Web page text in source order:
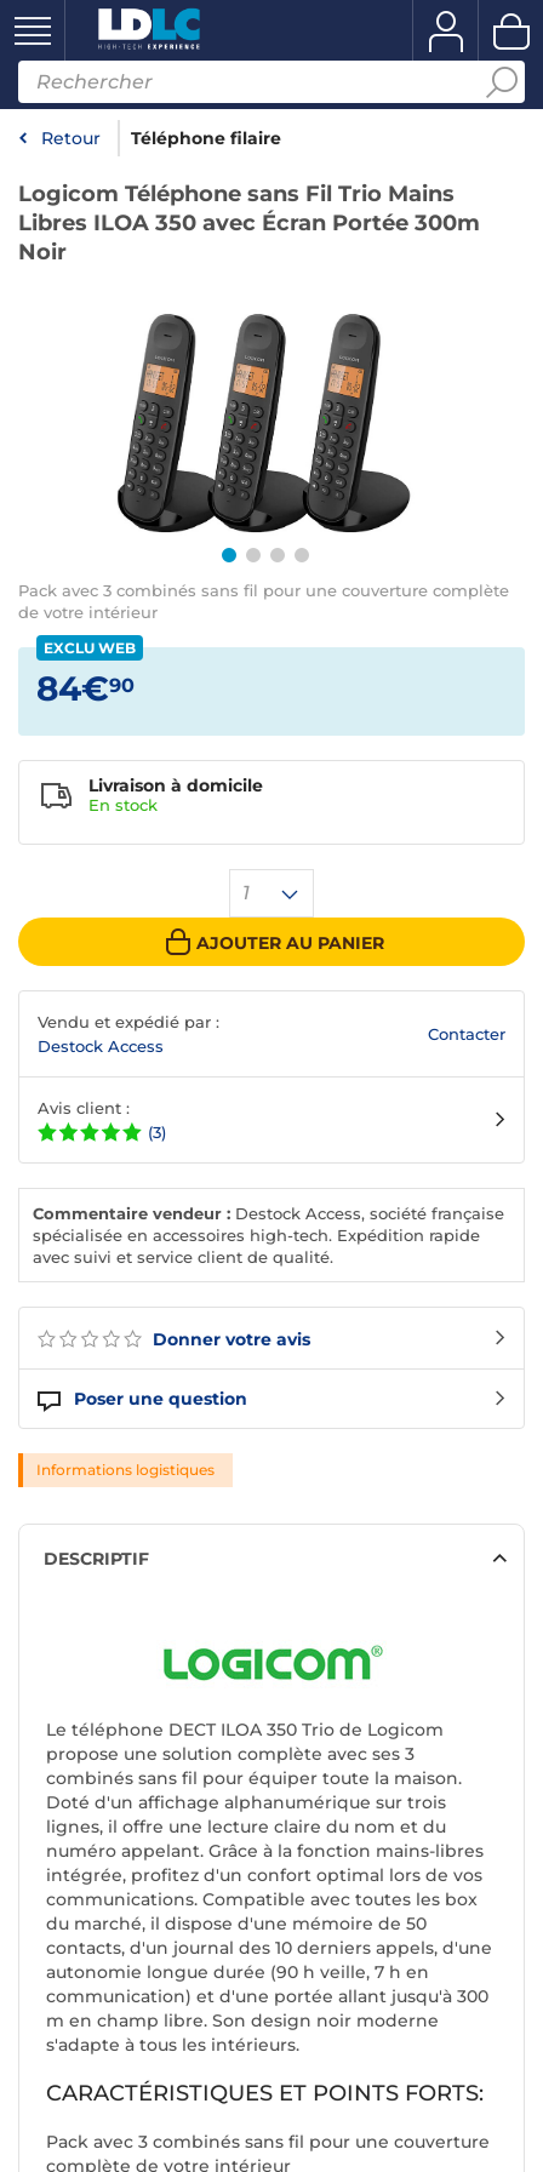
Retour Téléphone filaire
Logicom Téléphone sans Fil Trio Mains
Libres ILOA 350 avec Écran Portée 300m
Noir
Pack avec 3 combinés sans fil pour une couverture complète
de votre intérieur
Donner votre avis
Poser une question
EXCLU WEB
84€90
1
AJOUTER AU PANIER
Livraison à domicile
En stock
Vendu et expédié par :
Destock Access
Contacter
Avis client :
(3)
Commentaire vendeur : Destock Access, société française
spécialisée en accessoires high-tech. Expédition rapide
avec suivi et service client de qualité.
Informations logistiques
DESCRIPTIF
Le téléphone DECT ILOA 350 Trio de Logicom
propose une solution complète avec ses 3
combinés sans fil pour équiper toute la maison.
Doté d'un affichage alphanumérique sur trois
lignes, il offre une lecture claire du nom et du
numéro appelant. Grâce à la fonction mains-libres
intégrée, profitez d'un confort optimal lors de vos
communications. Compatible avec toutes les box
du marché, il dispose d'une mémoire de 50
contacts, d'un journal des 10 derniers appels, d'une
autonomie longue durée (90 h veille, 7 h en
communication) et d'une portée allant jusqu'à 300
m en champ libre. Son design noir moderne
s'adapte à tous les intérieurs.
CARACTÉRISTIQUES ET POINTS FORTS:
Pack avec 3 combinés sans fil pour une couverture
complète de votre intérieur